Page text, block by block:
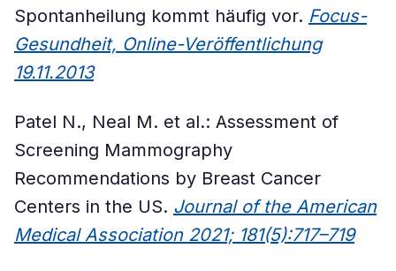
Spontanheilung kommt häufig vor. Focus-
Gesundheit, Online-Veröffentlichung
19.11.2013
Patel N., Neal M. et al.: Assessment of
Screening Mammography
Recommendations by Breast Cancer
Centers in the US. Journal of the American
Medical Association 2021; 181(5):717–719